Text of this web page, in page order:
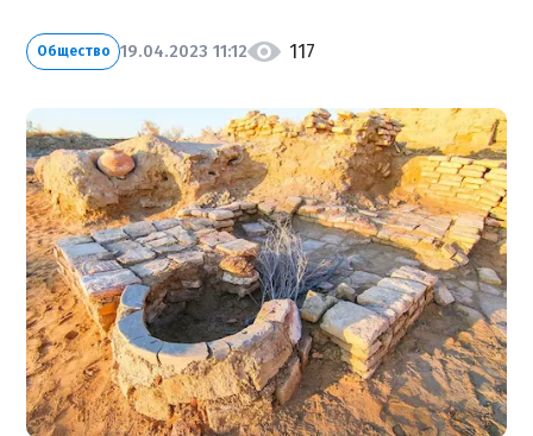
Общество 19.04.2023 11:12 117